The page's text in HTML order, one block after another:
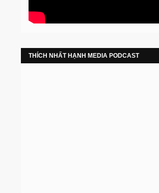
THÍCH NHẤT HẠNH MEDIA PODCAST